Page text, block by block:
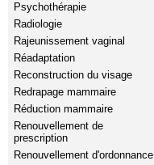
Psychothérapie
Radiologie
Rajeunissement vaginal
Réadaptation
Reconstruction du visage
Redrapage mammaire
Réduction mammaire
Renouvellement de
prescription
Renouvellement d'ordonnance